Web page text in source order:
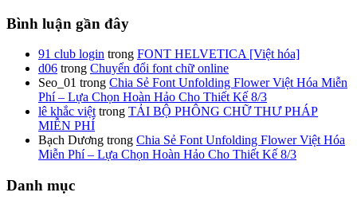
Bình luận gần đây
91 club login trong FONT HELVETICA [Việt hóa]
d06 trong Chuyển đổi font chữ online
Seo_01 trong Chia Sẻ Font Unfolding Flower Việt Hóa Miễn
Phí – Lựa Chọn Hoàn Hảo Cho Thiết Kế 8/3
lê khắc việt trong TẢI BỘ PHÔNG CHỮ THƯ PHÁP
MIỄN PHÍ
Bạch Dương trong Chia Sẻ Font Unfolding Flower Việt Hóa
Miễn Phí – Lựa Chọn Hoàn Hảo Cho Thiết Kế 8/3
Danh mục